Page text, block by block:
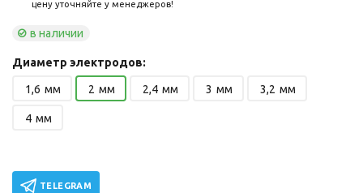
цену уточняйте у менеджеров!
в наличии
Диаметр электродов:
1,6 мм 2 мм 2,4 мм 3 мм 3,2 мм
4 мм
TELEGRAM